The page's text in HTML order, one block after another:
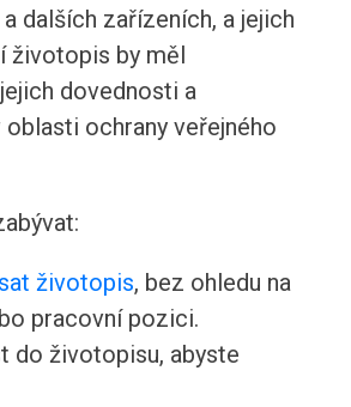
dalších zařízeních, a jejich
životopis by měl
dovednosti a
ochrany veřejného
životopis, bez ohledu na
pracovní pozici.
do životopisu, abyste